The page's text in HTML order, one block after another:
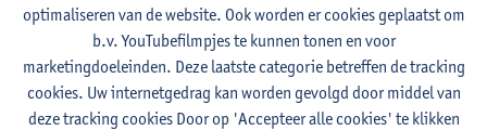
Een doctoraat aan de Universiteit Antwerpen verloopt
overwegend op dezelfde manier, ongeacht in welke faculteit je
onderzoek voert. Een doctoraatstraject bestaat uit veel
verschillende taken, waaronder deelname aan (binnenlandse en
buitenlandse) congressen, publiceren van artikels, netwerken,
optimaliseren van de website. Ook worden er cookies geplaatst om
b.v. YouTubefilmpjes te kunnen tonen en voor
marketingdoeleinden. Deze laatste categorie betreffen de tracking
cookies. Uw internetgedrag kan worden gevolgd door middel van
deze tracking cookies Door op 'Accepteer alle cookies' te klikken